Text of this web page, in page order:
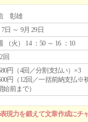
彰雄
7日 ～ 9月 29日
（火 ） 14 ：50 ～ 16 ：10
回
円（4回／分割支払い）×3
円（12回／一括前納支払※
始前まで）
現力を鍛えて文章作成にチ